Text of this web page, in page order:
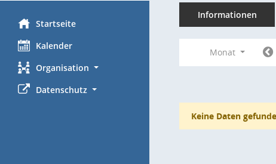
Startseite
Kalender
Organisation
Datenschutz
Informationen
Monat
Keine Daten